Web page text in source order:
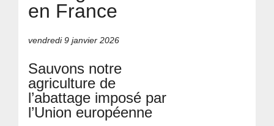
en France
vendredi 9 janvier 2026
Sauvons notre
agriculture de
l’abattage imposé par
l’Union européenne